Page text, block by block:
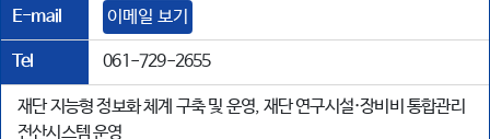
E-mail 이메일 보기
Tel 061-729-2655
재단 지능형 정보화 체계 구축 및 운영, 재단 연구시설·장비비 통합관리
전산시스템 운영